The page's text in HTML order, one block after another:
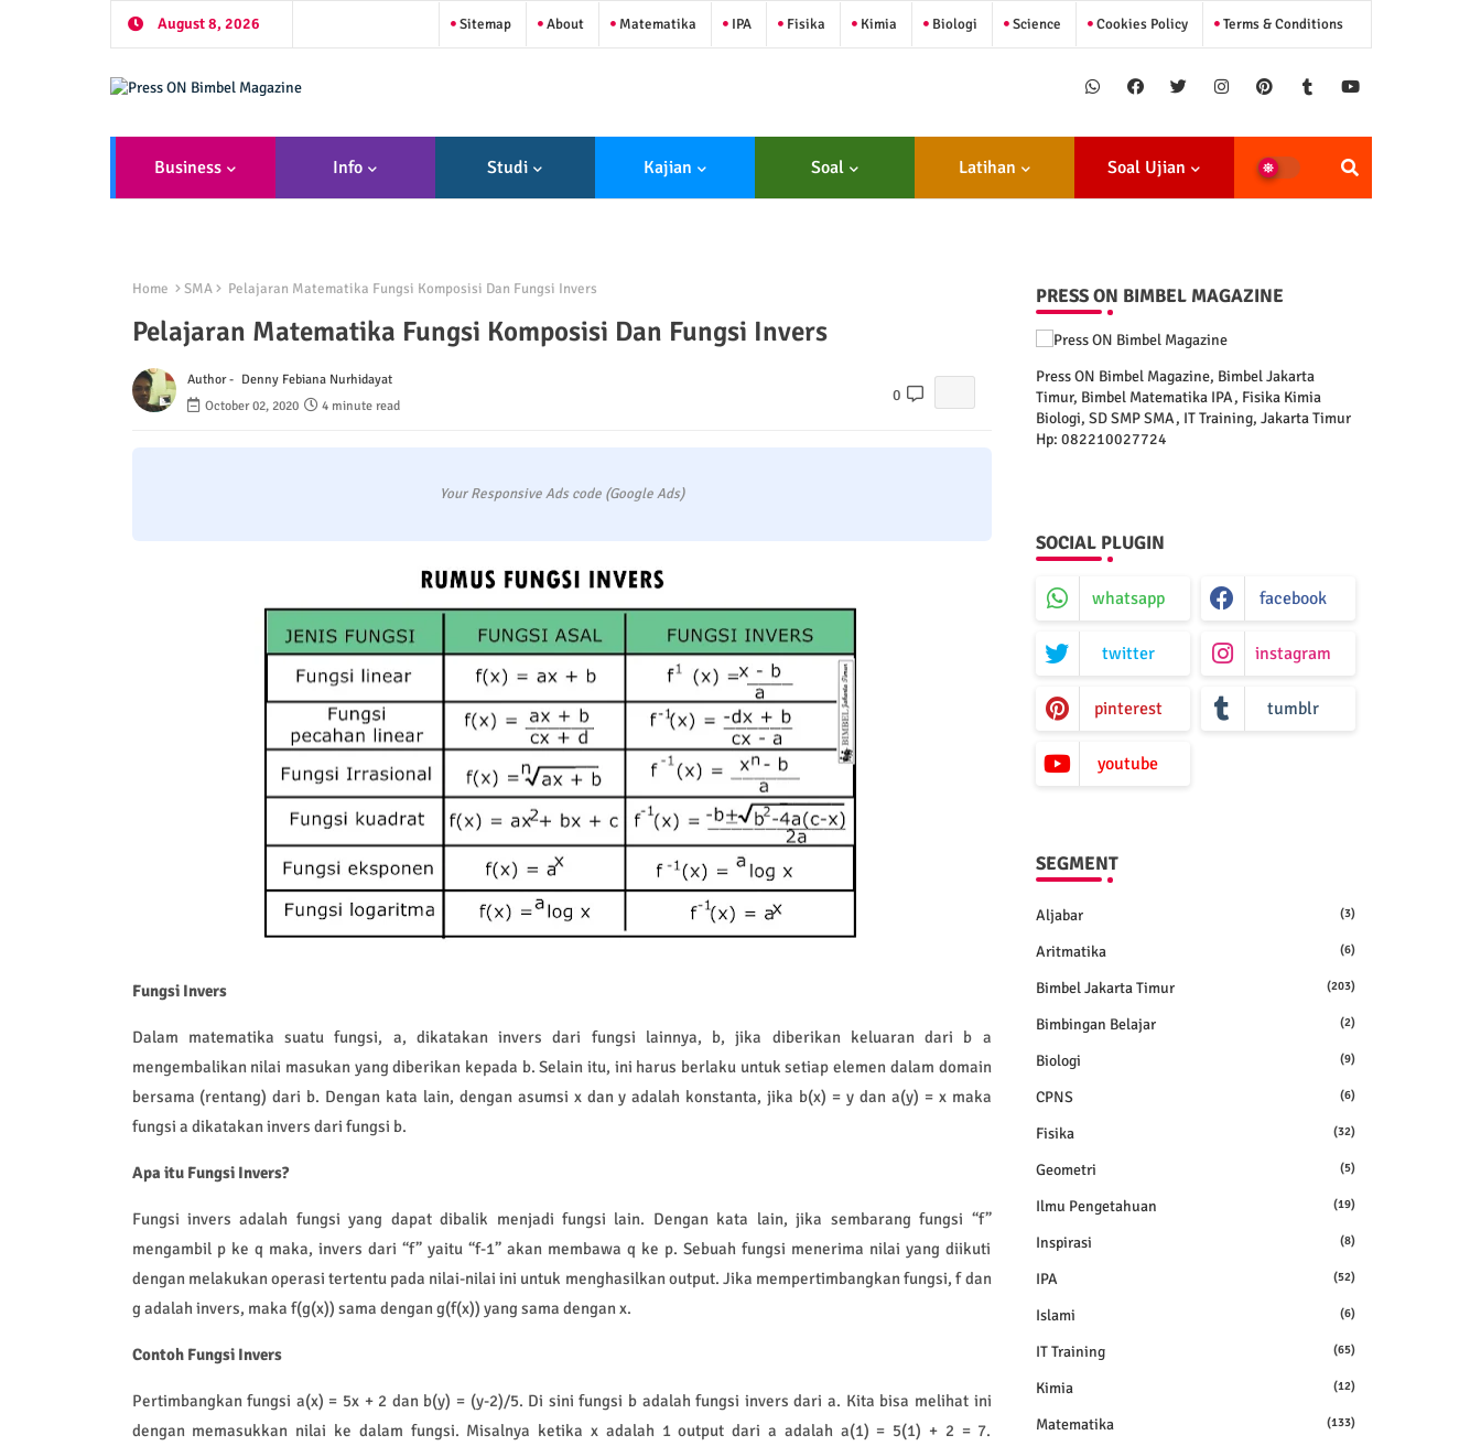
August 8, 2026 Sitemap About Matematika IPA Fisika Kimia Biologi Science Cookies Policy Terms & Conditions
Business Info Studi Kajian Soal Latihan Soal Ujian
Home SMA Pelajaran Matematika Fungsi Komposisi Dan Fungsi Invers
Pelajaran Matematika Fungsi Komposisi Dan Fungsi Invers
Author - Denny Febiana Nurhidayat
October 02, 2020
4 minute read
0
Your Responsive Ads code (Google Ads)
Fungsi Invers
Dalam matematika suatu fungsi, a, dikatakan invers dari fungsi lainnya, b, jika diberikan keluaran dari b a
mengembalikan nilai masukan yang diberikan kepada b. Selain itu, ini harus berlaku untuk setiap elemen dalam domain
bersama (rentang) dari b. Dengan kata lain, dengan asumsi x dan y adalah konstanta, jika b(x) = y dan a(y) = x maka
fungsi a dikatakan invers dari fungsi b.
Apa itu Fungsi Invers?
Fungsi invers adalah fungsi yang dapat dibalik menjadi fungsi lain. Dengan kata lain, jika sembarang fungsi “f”
mengambil p ke q maka, invers dari “f” yaitu “f-1” akan membawa q ke p. Sebuah fungsi menerima nilai yang diikuti
dengan melakukan operasi tertentu pada nilai-nilai ini untuk menghasilkan output. Jika mempertimbangkan fungsi, f dan
g adalah invers, maka f(g(x)) sama dengan g(f(x)) yang sama dengan x.
Contoh Fungsi Invers
Pertimbangkan fungsi a(x) = 5x + 2 dan b(y) = (y-2)/5. Di sini fungsi b adalah fungsi invers dari a. Kita bisa melihat ini
dengan memasukkan nilai ke dalam fungsi. Misalnya ketika x adalah 1 output dari a adalah a(1) = 5(1) + 2 = 7.
PRESS ON BIMBEL MAGAZINE
Press ON Bimbel Magazine, Bimbel Jakarta
Timur, Bimbel Matematika IPA, Fisika Kimia
Biologi, SD SMP SMA, IT Training, Jakarta Timur
Hp: 082210027724
SOCIAL PLUGIN
whatsapp facebook
twitter instagram
pinterest tumblr
youtube
SEGMENT
Aljabar (3)
Aritmatika (6)
Bimbel Jakarta Timur (203)
Bimbingan Belajar (2)
Biologi (9)
CPNS (6)
Fisika (32)
Geometri (5)
Ilmu Pengetahuan (19)
Inspirasi (8)
IPA (52)
Islami (6)
IT Training (65)
Kimia (12)
Matematika (133)